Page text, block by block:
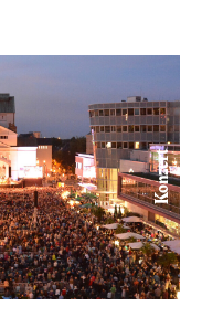
Konzert